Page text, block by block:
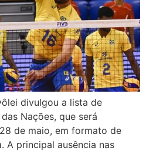
divulgou a lista de
Nações, que será
de maio, em formato de
A principal ausência nas